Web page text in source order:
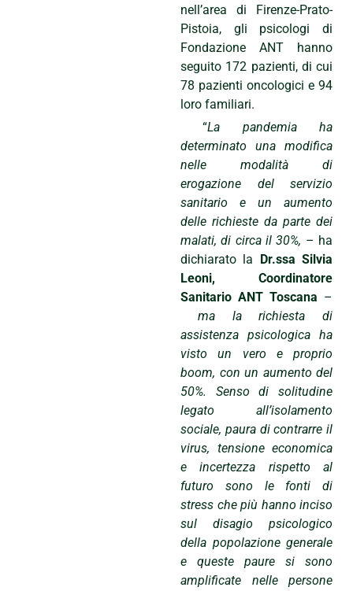
nell’area di Firenze-Prato-
Pistoia, gli psicologi di
Fondazione ANT hanno
seguito 172 pazienti, di cui
78 pazienti oncologici e 94
loro familiari.
“La pandemia ha
determinato una modifica
nelle modalità di
erogazione del servizio
sanitario e un aumento
delle richieste da parte dei
malati, di circa il 30%, – ha
dichiarato la Dr.ssa Silvia
Leoni, Coordinatore
Sanitario ANT Toscana –
ma la richiesta di
assistenza psicologica ha
visto un vero e proprio
boom, con un aumento del
50%. Senso di solitudine
legato all’isolamento
sociale, paura di contrarre il
virus, tensione economica
e incertezza rispetto al
futuro sono le fonti di
stress che più hanno inciso
sul disagio psicologico
della popolazione generale
e queste paure si sono
amplificate nelle persone